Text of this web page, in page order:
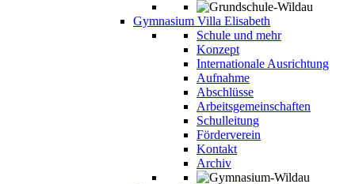
Gymnasium Villa Elisabeth
Schule und mehr
Konzept
Internationale Ausrichtung
Aufnahme
Abschlüsse
Arbeitsgemeinschaften
Schulleitung
Förderverein
Kontakt
Archiv